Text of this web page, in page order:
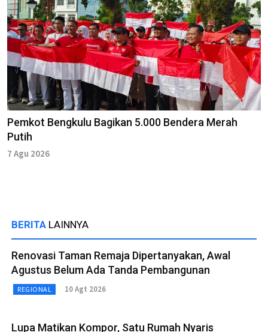
Pemkot Bengkulu Bagikan 5.000 Bendera Merah
Putih
7 Agu 2026
BERITA LAINNYA
Renovasi Taman Remaja Dipertanyakan, Awal
Agustus Belum Ada Tanda Pembangunan
REGIONAL 10 Agt 2026
Lupa Matikan Kompor, Satu Rumah Nyaris